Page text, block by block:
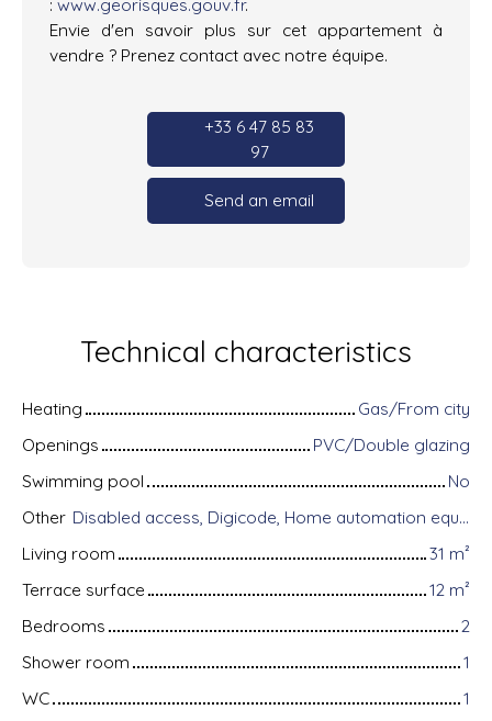
Envie d'en savoir plus sur cet appartement à
vendre ? Prenez contact avec notre équipe.
+33 6 47 85 83
97
Send an email
Technical characteristics
Heating
Gas/From city
Openings
PVC/Double glazing
Swimming pool
No
Other
Disabled access, Digicode, Home automation equipment, Fiber optic Internet, Intercom, Bike storage, Motorized gate, Videophone, Electric shutters
Living room
31 m²
Terrace surface
12 m²
Bedrooms
2
Shower room
1
WC
1